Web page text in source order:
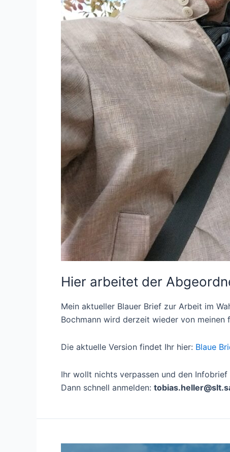
Hier arbeitet der
Mein aktueller Blauer Brief zur Arbeit im
Bochmann wird derzeit wieder von
Die aktuelle Version findet Ihr hier: Blaue
Ihr wollt nichts verpassen und den
Dann schnell anmelden: